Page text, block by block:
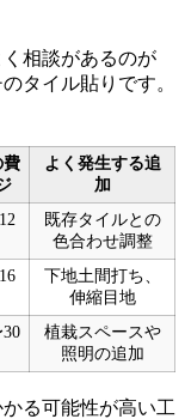
相談があるのが
タイル貼りです。
費
よく発生する追
加
既存タイルとの
色合わせ調整
下地土間打ち、
伸縮目地
植栽スペースや
照明の追加
る可能性が高い工